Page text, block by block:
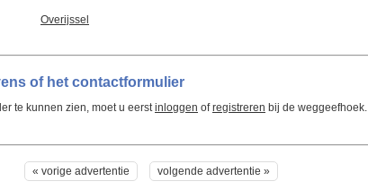
Overijssel
of het contactformulier
te kunnen zien, moet u eerstinloggen ofregistreren bij de weggeefhoek.
« vorige advertentie volgende advertentie »